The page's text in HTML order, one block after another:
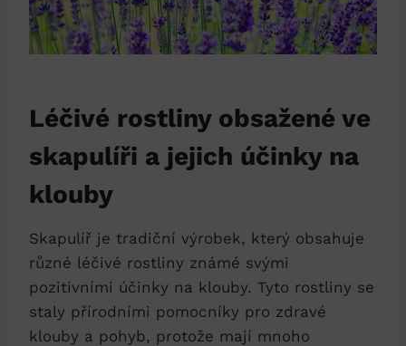
Léčivé rostliny obsažené ve
skapulíři a jejich účinky na
klouby
Skapulíř je tradiční výrobek, který obsahuje
různé léčivé rostliny známé svými
pozitivními účinky na klouby. Tyto rostliny se
staly přírodními pomocníky pro zdravé
klouby a pohyb, protože mají mnoho